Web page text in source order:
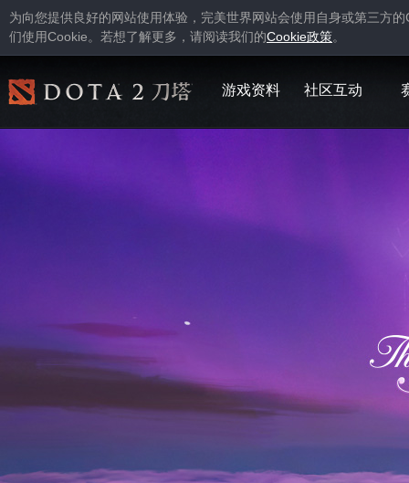
为向您提供良好的网站使用体验，完美世界网站会使用自身或第三方的
们使用Cookie。若想了解更多，请阅读我们的Cookie政策。
游戏资料 社区互动